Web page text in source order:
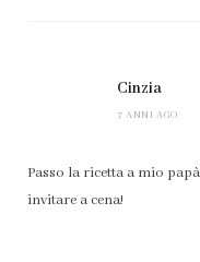
Cinzia
7 ANNI AGO
Passo la ricetta a mio
invitare a cena!